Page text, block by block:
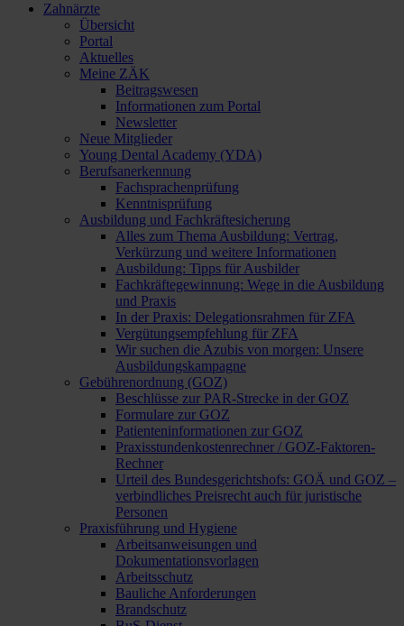
Zahnärzte
Übersicht
Portal
Aktuelles
Meine ZÄK
Beitragswesen
Informationen zum Portal
Newsletter
Neue Mitglieder
Young Dental Academy (YDA)
Berufsanerkennung
Fachsprachenprüfung
Kenntnisprüfung
Ausbildung und Fachkräftesicherung
Alles zum Thema Ausbildung: Vertrag,
Verkürzung und weitere Informationen
Ausbildung: Tipps für Ausbilder
Fachkräftegewinnung: Wege in die Ausbildung
und Praxis
In der Praxis: Delegationsrahmen für ZFA
Vergütungsempfehlung für ZFA
Wir suchen die Azubis von morgen: Unsere
Ausbildungskampagne
Gebührenordnung (GOZ)
Beschlüsse zur PAR-Strecke in der GOZ
Formulare zur GOZ
Patienteninformationen zur GOZ
Praxisstundenkostenrechner / GOZ-Faktoren-
Rechner
Urteil des Bundesgerichtshofs: GOÄ und GOZ –
verbindliches Preisrecht auch für juristische
Personen
Praxisführung und Hygiene
Arbeitsanweisungen und
Dokumentationsvorlagen
Arbeitsschutz
Bauliche Anforderungen
Brandschutz